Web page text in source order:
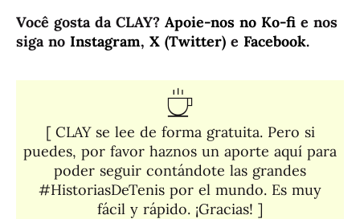
Você gosta da CLAY? Apoie-nos no Ko-fi e nos
siga no Instagram, X (Twitter) e Facebook.
[ CLAY se lee de forma gratuita. Pero si
puedes, por favor haznos un aporte aquí para
poder seguir contándote las grandes
#HistoriasDeTenis por el mundo. Es muy
fácil y rápido. ¡Gracias! ]​